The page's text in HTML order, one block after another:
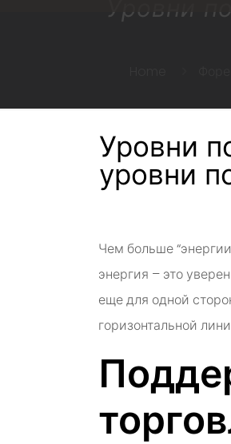
Уровни
Уровни
уровни
Чем больше
энергия – это
еще для одной
горизонтальной